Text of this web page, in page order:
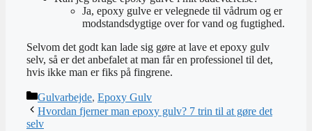
Ja, epoxy gulve er velegnede til vådrum og er
modstandsdygtige over for vand og fugtighed.
Selvom det godt kan lade sig gøre at lave et epoxy gulv
selv, så er det anbefalet at man får en professionel til det,
hvis ikke man er fiks på fingrene.
Kategorier
Gulvarbejde, Epoxy Gulv
Hvordan fjerner man epoxy gulv? 7 trin til at gøre det
selv